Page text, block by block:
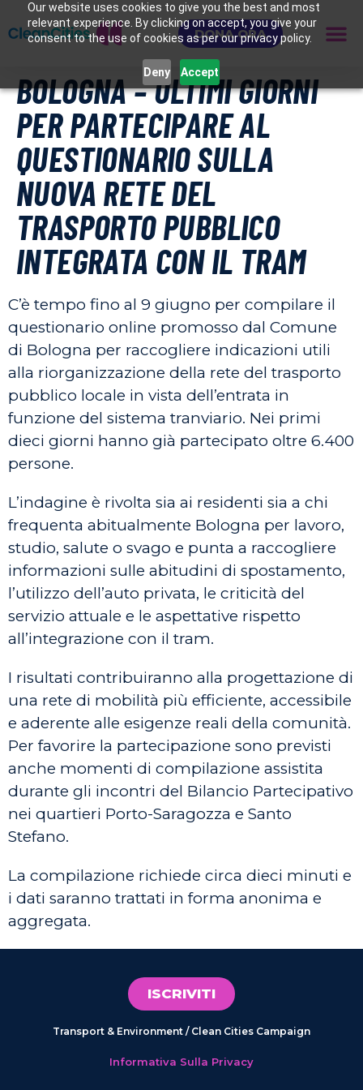
Our website uses cookies to give you the best and most
relevant experience. By clicking on accept, you give your
consent to the use of cookies as per our privacy policy.
Deny Accept
DONA ORA
BOLOGNA – ULTIMI GIORNI
PER PARTECIPARE AL
QUESTIONARIO SULLA
NUOVA RETE DEL
TRASPORTO PUBBLICO
INTEGRATA CON IL TRAM
C’è tempo fino al 9 giugno per compilare il
questionario online promosso dal Comune
di Bologna per raccogliere indicazioni utili
alla riorganizzazione della rete del trasporto
pubblico locale in vista dell’entrata in
funzione del sistema tranviario. Nei primi
dieci giorni hanno già partecipato oltre 6.400
persone.
L’indagine è rivolta sia ai residenti sia a chi
frequenta abitualmente Bologna per lavoro,
studio, salute o svago e punta a raccogliere
informazioni sulle abitudini di spostamento,
l’utilizzo dell’auto privata, le criticità del
servizio attuale e le aspettative rispetto
all’integrazione con il tram.
I risultati contribuiranno alla progettazione di
una rete di mobilità più efficiente, accessibile
e aderente alle esigenze reali della comunità.
Per favorire la partecipazione sono previsti
anche momenti di compilazione assistita
durante gli incontri del Bilancio Partecipativo
nei quartieri Porto-Saragozza e Santo
Stefano.
La compilazione richiede circa dieci minuti e
i dati saranno trattati in forma anonima e
aggregata.
ISCRIVITI
Transport & Environment / Clean Cities Campaign
Informativa Sulla Privacy